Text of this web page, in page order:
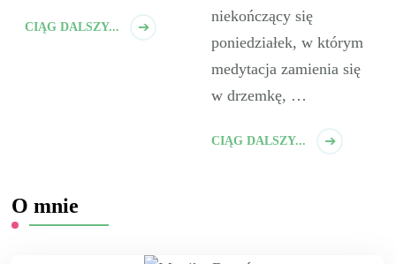
CIĄG DALSZY...
niekończący się
poniedziałek, w którym
medytacja zamienia się
w drzemkę, …
CIĄG DALSZY...
O mnie